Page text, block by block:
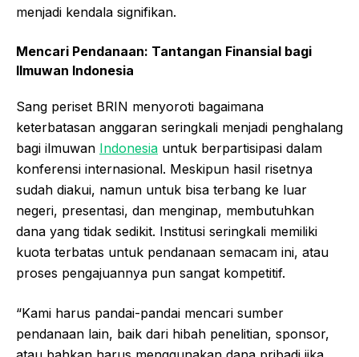
menjadi kendala signifikan.
Mencari Pendanaan: Tantangan Finansial bagi
Ilmuwan Indonesia
Sang periset BRIN menyoroti bagaimana
keterbatasan anggaran seringkali menjadi penghalang
bagi ilmuwan Indonesia untuk berpartisipasi dalam
konferensi internasional. Meskipun hasil risetnya
sudah diakui, namun untuk bisa terbang ke luar
negeri, presentasi, dan menginap, membutuhkan
dana yang tidak sedikit. Institusi seringkali memiliki
kuota terbatas untuk pendanaan semacam ini, atau
proses pengajuannya pun sangat kompetitif.
“Kami harus pandai-pandai mencari sumber
pendanaan lain, baik dari hibah penelitian, sponsor,